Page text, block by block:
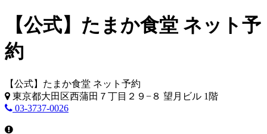
【公式】たまか食堂 ネット予
約
【公式】たまか食堂 ネット予約
東京都大田区西蒲田７丁目２９−８ 望月ビル 1階
03-3737-0026